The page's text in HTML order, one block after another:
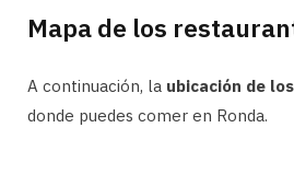
Mapa de los
A continuación, la ubicación de
donde puedes comer en Ronda.